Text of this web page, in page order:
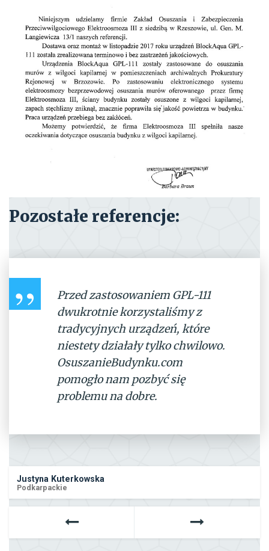
Pozostałe referencje:
Przed zastosowaniem GPL-111
dwukrotnie korzystaliśmy z
tradycyjnych urządzeń, które
niestety działały tylko chwilowo.
OsuszanieBudynku.com
pomogło nam pozbyć się
problemu na dobre.
Justyna Kuterkowska
Podkarpackie
Następne